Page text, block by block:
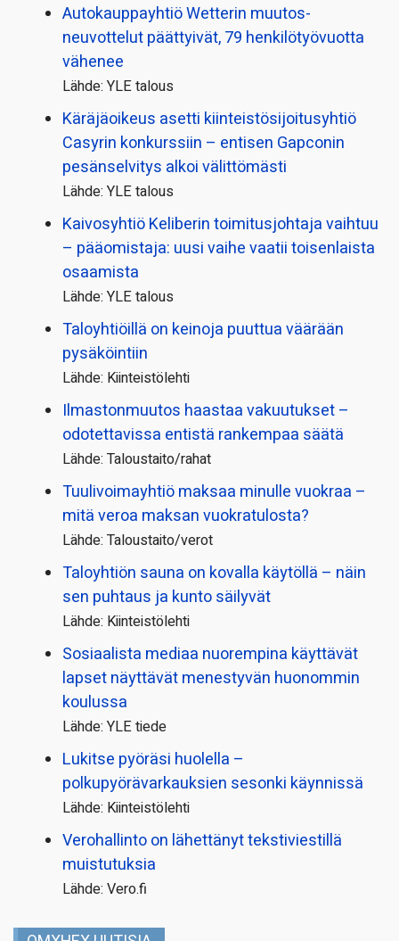
Autokauppayhtiö Wetterin muutos­
neuvottelut päättyivät, 79 henkilö­työvuotta
vähenee
Lähde: YLE talous
Käräjäoikeus asetti kiinteistö­sijoitusyhtiö
Casyrin konkurssiin – entisen Gapconin
pesänselvitys alkoi välittömästi
Lähde: YLE talous
Kaivosyhtiö Keliberin toimitusjohtaja vaihtuu
– pääomistaja: uusi vaihe vaatii toisenlaista
osaamista
Lähde: YLE talous
Taloyhtiöillä on keinoja puuttua väärään
pysäköintiin
Lähde: Kiinteistölehti
Ilmastonmuutos haastaa vakuutukset –
odotettavissa entistä rankempaa säätä
Lähde: Taloustaito/rahat
Tuulivoimayhtiö maksaa minulle vuokraa –
mitä veroa maksan vuokratulosta?
Lähde: Taloustaito/verot
Taloyhtiön sauna on kovalla käytöllä – näin
sen puhtaus ja kunto säilyvät
Lähde: Kiinteistölehti
Sosiaalista mediaa nuorempina käyttävät
lapset näyttävät menestyvän huonommin
koulussa
Lähde: YLE tiede
Lukitse pyöräsi huolella –
polkupyörävarkauksien sesonki käynnissä
Lähde: Kiinteistölehti
Verohallinto on lähettänyt tekstiviestillä
muistutuksia
Lähde: Vero.fi